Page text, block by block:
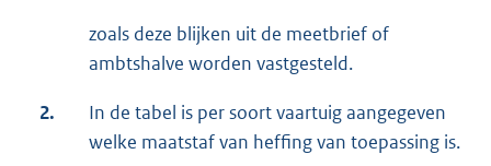
zoals deze blijken uit de meetbrief of
ambtshalve worden vastgesteld.
2.
In de tabel is per soort vaartuig aangegeven
welke maatstaf van heffing van toepassing is.